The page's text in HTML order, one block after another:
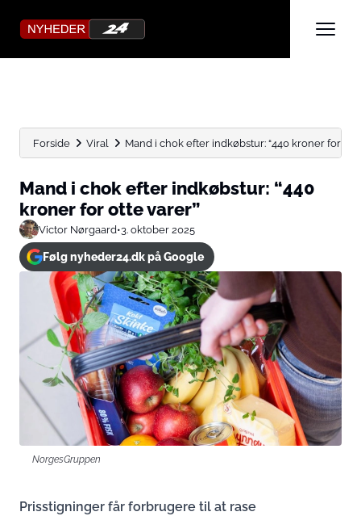
Forside Viral Mand i chok efter indkøbstur: “440 kroner for
Mand i chok efter indkøbstur: “440
kroner for otte varer”
Victor Nørgaard•3. oktober 2025
Følg nyheder24.dk på Google
NorgesGruppen
Prisstigninger får forbrugere til at rase